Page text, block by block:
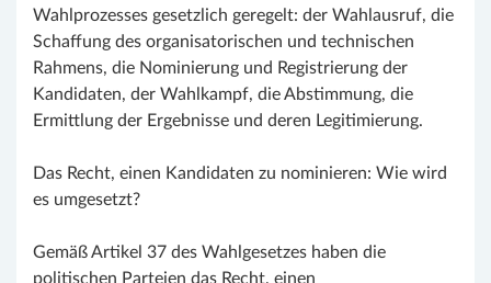
Wahlprozesses gesetzlich geregelt: der Wahlausruf, die
Schaffung des organisatorischen und technischen
Rahmens, die Nominierung und Registrierung der
Kandidaten, der Wahlkampf, die Abstimmung, die
Ermittlung der Ergebnisse und deren Legitimierung.
Das Recht, einen Kandidaten zu nominieren: Wie wird
es umgesetzt?
Gemäß Artikel 37 des Wahlgesetzes haben die
politischen Parteien das Recht, einen